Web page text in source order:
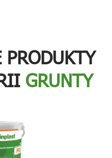
PRODUKTY
GRUNTY